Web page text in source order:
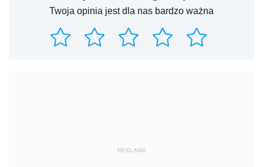
Twoja opinia jest dla nas bardzo ważna
REKLAMA